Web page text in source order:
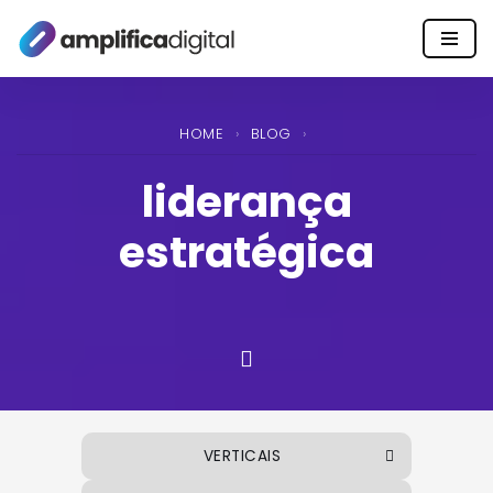
Pular
HOME › BLOG ›
liderança
estratégica
VERTICAIS